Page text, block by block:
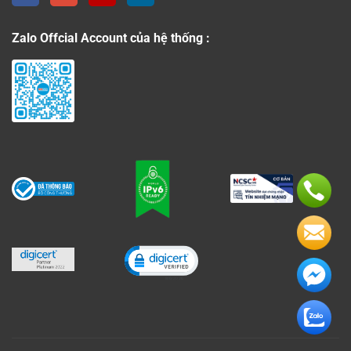
Zalo Offcial Account của hệ thống :
Click to open certificate